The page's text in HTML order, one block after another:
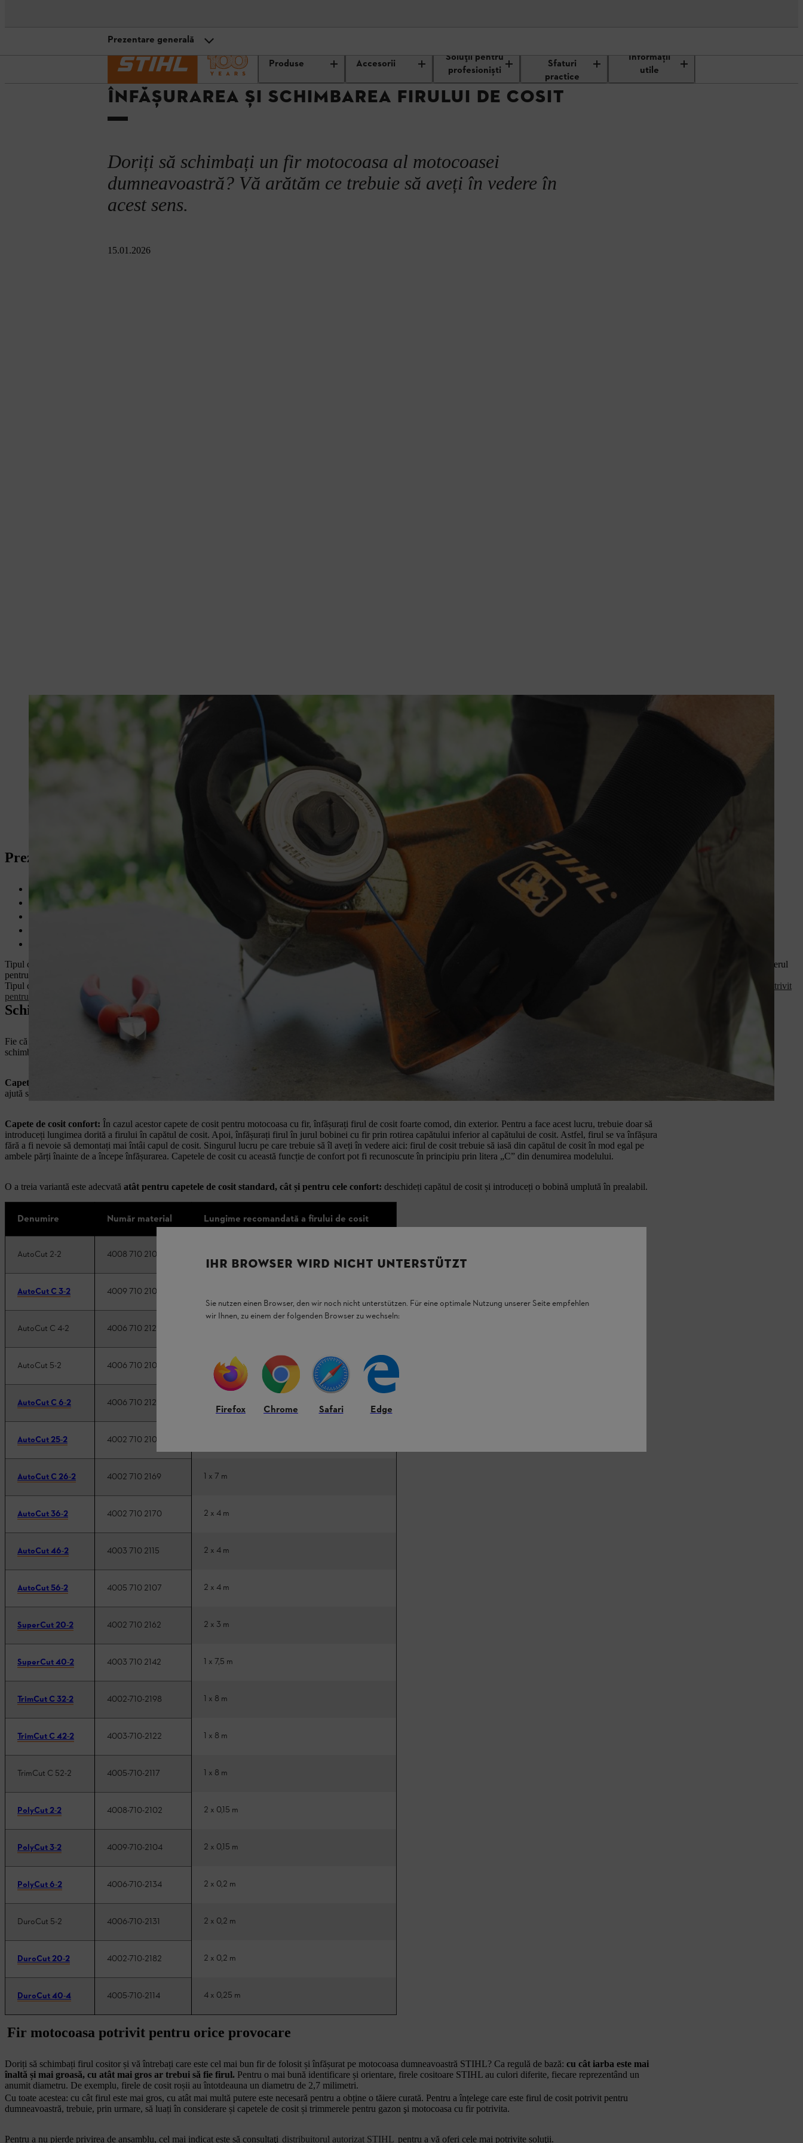
Produse Accesorii
Soluții pentru
profesioniști
Sfaturi
practice
Informaţii
utile
ÎNFĂȘURAREA ȘI SCHIMBAREA FIRULUI DE COSIT
Doriți să schimbați un fir motocoasa al motocoasei
dumneavoastră? Vă arătăm ce trebuie să aveți în vedere în
acest sens.
15.01.2026
Prezentare generală
Prezentare generală
Înfășurarea firului cositor: instrucțiuni video
Firul de cosit potrivit
Prezentare generală: înfășurarea și schimbarea unui fir motocoasa
capete de cosit, fire de cosit și bobine cu fir de la STIHL
sunt potrivite pentru diferite aplicații
Înmuiați firele de cosit în apă timp de 24 de ore înainte de înfășurare și utilizare
Pentru a schimba firul de cosit, deschideți capătul de cosit sau introduceți-l pur și simplu datorită funcției confort
Tipul de fir de cosit potrivit pentru fiecare motocoasă depinde de puterea motocoasei. În general: cu cât diametrul firului de cosit este mai gros, cu atât mai multă putere ar trebui să aibă motocoasa sau trimmerul
pentru gazon. Puteți găsi cu ușurință
firul de cosit potrivit pentru scopul de utilizare și utilajul
pe pagina noastră de accesorii.
Tipul de fir de cosit potrivit pentru fiecare utilizare depinde de vegetația din zona care urmează să fie lucrată. Cu cât iarba este mai înaltă, cu atât mai gros ar trebui să fie firul. Aflați
care este firul de cosit potrivit
pentru dumneavoastrăpe pagina noastră de accesorii.
Schimbare fir cositoare: cele trei opțiuni pentru capetele de cosit STIHL
Fie că din cauza uzurii, fie pentru că doriți să reechipați motocoasa cu fir sau trimmerul pentru gazon pentru a îndeplini o nouă cerință – la un moment dat este timpul să
schimbați un fir motocoasa. În principiu, există trei moduri diferite de înfășurare a firului pe un capăt de cosit STIHL.
Capete de cosit standard:
ajută să înfășurați firul de cosit în direcția corectă. Dacă nu doriți să faceți acest lucru personal, un
Capete de cosit confort: În cazul acestor capete de cosit pentru motocoasa cu fir, înfășurați firul de cosit foarte comod, din exterior. Pentru a face acest lucru, trebuie doar să
introduceți lungimea dorită a firului în capătul de cosit. Apoi, înfășurați firul în jurul bobinei cu fir prin rotirea capătului inferior al capătului de cosit. Astfel, firul se va înfășura
fără a fi nevoie să demontați mai întâi capul de cosit. Singurul lucru pe care trebuie să îl aveți în vedere aici: firul de cosit trebuie să iasă din capătul de cosit în mod egal pe
ambele părți înainte de a începe înfășurarea. Capetele de cosit cu această funcție de confort pot fi recunoscute în principiu prin litera „C” din denumirea modelului.
O a treia variantă este adecvată atât pentru capetele de cosit standard, cât și pentru cele confort: deschideți capătul de cosit și introduceți o bobină umplută în prealabil.
Denumire Număr material Lungime recomandată a firului de cosit
AutoCut 2-2 4008 710 2100
AutoCut C 3-2 4009 710 2106
AutoCut C 4-2 4006 710 2121
AutoCut 5-2 4006 710 2100 2 x 3 m
AutoCut C 6-2 4006 710 2126
AutoCut 25-2 4002 710 2108
AutoCut C 26-2 4002 710 2169 1 x 7 m
AutoCut 36-2 4002 710 2170 2 x 4 m
AutoCut 46-2 4003 710 2115 2 x 4 m
AutoCut 56-2 4005 710 2107 2 x 4 m
SuperCut 20-2 4002 710 2162 2 x 3 m
SuperCut 40-2 4003 710 2142 1 x 7,5 m
TrimCut C 32-2 4002-710-2198 1 x 8 m
TrimCut C 42-2 4003-710-2122 1 x 8 m
TrimCut C 52-2 4005-710-2117 1 x 8 m
PolyCut 2-2 4008-710-2102 2 x 0,15 m
PolyCut 3-2 4009-710-2104 2 x 0,15 m
PolyCut 6-2 4006-710-2134 2 x 0,2 m
DuroCut 5-2 4006-710-2131 2 x 0,2 m
DuroCut 20-2 4002-710-2182 2 x 0,2 m
DuroCut 40-4 4005-710-2114 4 x 0,25 m
Fir motocoasa potrivit pentru orice provocare
Doriți să schimbați firul cositor și vă întrebați care este cel mai bun fir de folosit și înfășurat pe motocoasa dumneavoastră STIHL? Ca regulă de bază: cu cât iarba este mai
înaltă și mai groasă, cu atât mai gros ar trebui să fie firul. Pentru o mai bună identificare și orientare, firele cositoare STIHL au culori diferite, fiecare reprezentând un
anumit diametru. De exemplu, firele de cosit roșii au întotdeauna un diametru de 2,7 milimetri.
Cu toate acestea: cu cât firul este mai gros, cu atât mai multă putere este necesară pentru a obține o tăiere curată. Pentru a înțelege care este firul de cosit potrivit pentru
dumneavoastră, trebuie, prin urmare, să luați în considerare și capetele de cosit și trimmerele pentru gazon şi motocoasa cu fir potrivita.
Pentru a nu pierde privirea de ansamblu, cel mai indicat este să consultaţi distribuitorul autorizat STIHL pentru a vă oferi cele mai potrivite soluţii.
IHR BROWSER WIRD NICHT UNTERSTÜTZT
Sie nutzen einen Browser, den wir noch nicht unterstützen. Für eine optimale Nutzung unserer Seite empfehlen
wir Ihnen, zu einem der folgenden Browser zu wechseln:
Firefox Chrome Safari Edge